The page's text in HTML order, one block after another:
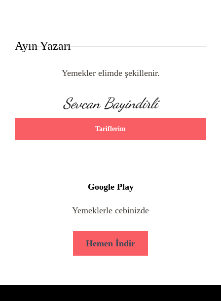
Ayın Yazarı
Yemekler elimde şekillenir.
Sevcan Bayindirli
Tariflerim
Google Play
Yemeklerle cebinizde
Hemen İndir